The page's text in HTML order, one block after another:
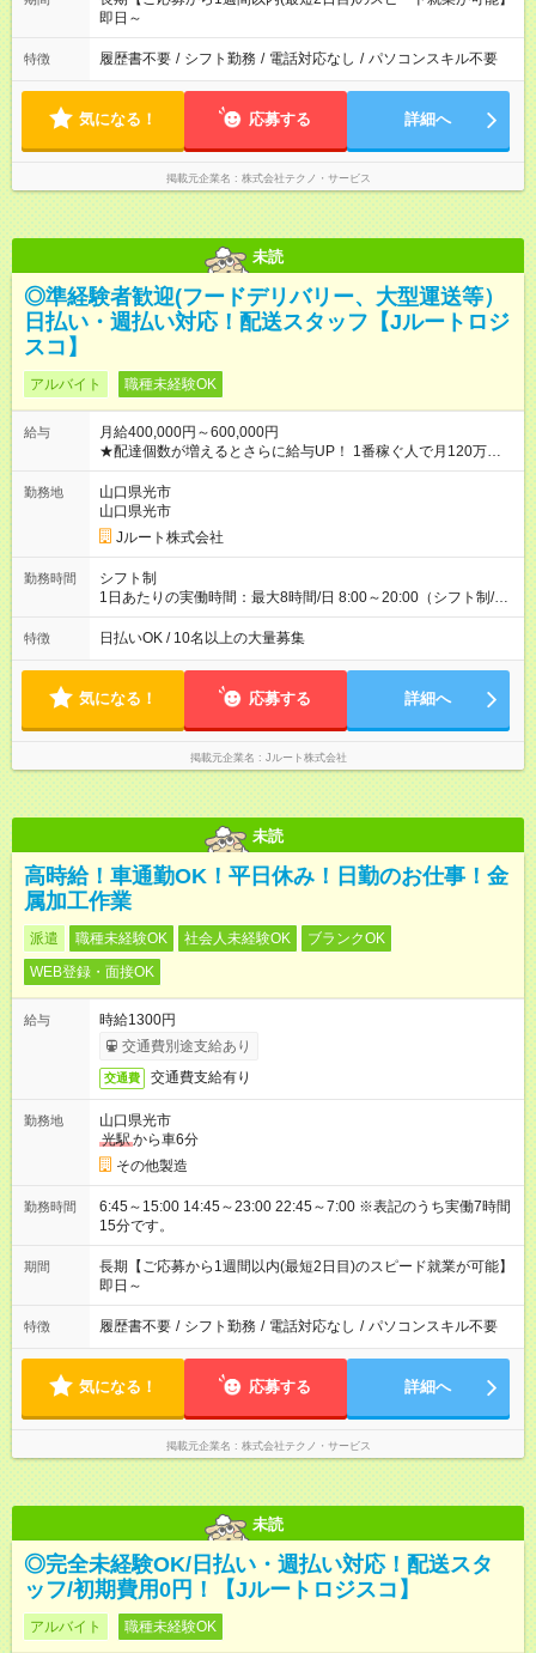
即日～
特徴 履歴書不要 / シフト勤務 / 電話対応なし / パソコンスキル不要
気になる！ 応募する 詳細へ
掲載元企業名 株式会社テクノ・サービス
未読
◎準経験者歓迎(フードデリバリー、大型運送等）
日払い・週払い対応！配送スタッフ【Jルートロジ
スコ】
アルバイト 職種未経験OK
給与
月給400,000円～600,000円
★配達個数が増えるとさらに給与UP！ 1番稼ぐ人で月120万ほ
ど！ ・主要都市エリア 月収55万円／週5日稼働 月収65万~112
万円／週6日稼働 ・地方郊外エリア 月収40万円／週5日稼働 月
収40万円~50万円／週6日稼働 ＜モデルイメージ＞ ■月収50万
円 (27歳男性/江東区在住)※元建築関係 1日150個配達×25日勤務
(日休み) ■月収80万円(43歳男性/墨田区在住)※元営業 1日200個
勤務地
山口県光市
山口県光市
Jルート株式会社
勤務時間
シフト制
1日あたりの実働時間：最大8時間/日 8:00～20:00（シフト制/実
働8時間） ※週5日勤務（場所次第では週4も有り） ※配達状況に
よって時間外での勤務可能性有り ※案件により多少の前後あり
特徴 日払いOK / 10名以上の大量募集
気になる！ 応募する 詳細へ
掲載元企業名 Jルート株式会社
未読
高時給！車通勤OK！平日休み！日勤のお仕事！金
属加工作業
派遣 職種未経験OK 社会人未経験OK
ブランクOK
WEB登録・面接OK
給与
時給1300円
交通費別途支給あり
交通費 交通費支給有り
勤務地
山口県光市
光駅から車6分
その他製造
勤務時間
6:45～15:00 14:45～23:00 22:45～7:00 ※表記のうち実働7時間
15分です。
期間
長期【ご応募から1週間以内(最短2日目)のスピード就業が可能】
即日～
特徴 履歴書不要 / シフト勤務 / 電話対応なし / パソコンスキル不要
気になる！ 応募する 詳細へ
掲載元企業名 株式会社テクノ・サービス
未読
◎完全未経験OK/日払い・週払い対応！配送スタ
ッフ/初期費用0円！【Jルートロジスコ】
アルバイト 職種未経験OK